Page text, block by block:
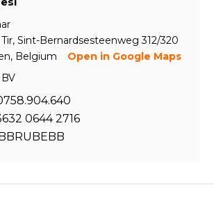
Sint-Bernardsesteenweg 312/320
Belgium
Open in Google Maps
0644 2716